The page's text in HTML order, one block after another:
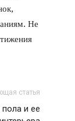
Не
статья
и ее